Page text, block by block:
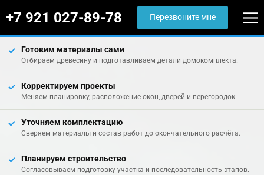
+7 921 027-89-78 Перезвоните мне
Готовим материалы сами
Отбираем древесину и подготавливаем детали домокомплекта.
Корректируем проекты
Меняем планировку, расположение окон, дверей и перегородок.
Уточняем комплектацию
Сверяем материалы и состав работ до окончательного расчёта.
Планируем строительство
Согласовываем подготовку участка и последовательность этапов.